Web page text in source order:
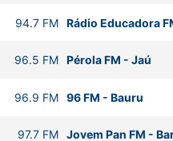
94.7 FM Rádio Educadora
96.5 FM Pérola FM - Jaú
96.9 FM 96 FM - Bauru
97.7 FM Jovem Pan FM -